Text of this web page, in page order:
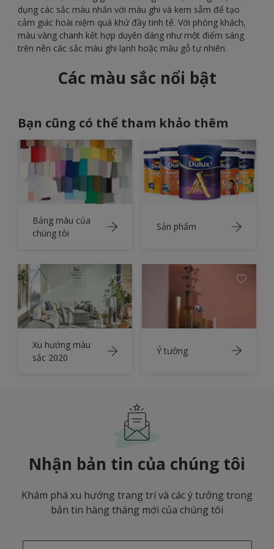
dụng các sắc màu nhấn với màu ghi và kem sẫm để tạo
cảm giác hoài niệm quá khứ đầy tinh tế. Với phòng khách,
màu vàng chanh kết hợp duyên dáng như một điểm sáng
trên nên các sắc màu ghi lạnh hoặc màu gỗ tự nhiên.
Các màu sắc nổi bật
Bạn cũng có thể tham khảo thêm
Bảng màu của
chúng tôi
Sản phẩm
Xu hướng màu
sắc 2020
Ý tưởng
Nhận bản tin của chúng tôi
Khám phá xu hướng trang trí và các ý tưởng trong
bản tin hàng tháng mới của chúng tôi